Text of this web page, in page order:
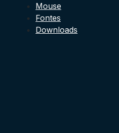
Mouse
Fontes
Downloads